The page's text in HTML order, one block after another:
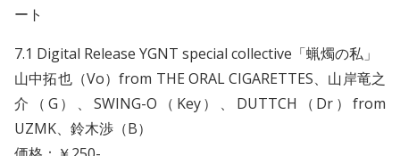
ート
7.1 Digital Release YGNT special collective「蝋燭の私」
山中拓也（Vo）from THE ORAL CIGARETTES、山岸竜之
介（G）、SWING-O（Key）、DUTTCH（Dr）from
UZMK、鈴木渉（B）